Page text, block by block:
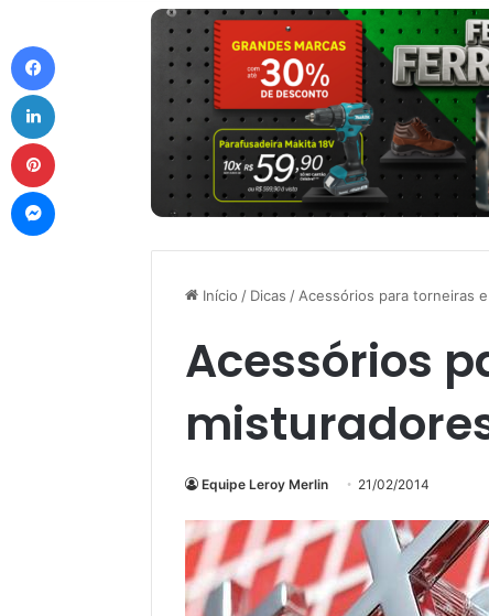
Início / Dicas / Acessórios para torneiras
Acessórios
Equipe Leroy Merlin 21/02/2014